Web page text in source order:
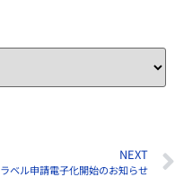
NEXT
ラベル申請電子化開始のお知らせ